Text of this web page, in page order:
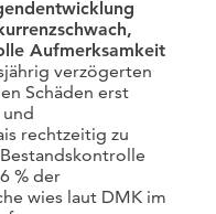
Aufmerksamkeit
verzögerten
Schäden erst
rechtzeitig zu
% der
wies laut DMK im